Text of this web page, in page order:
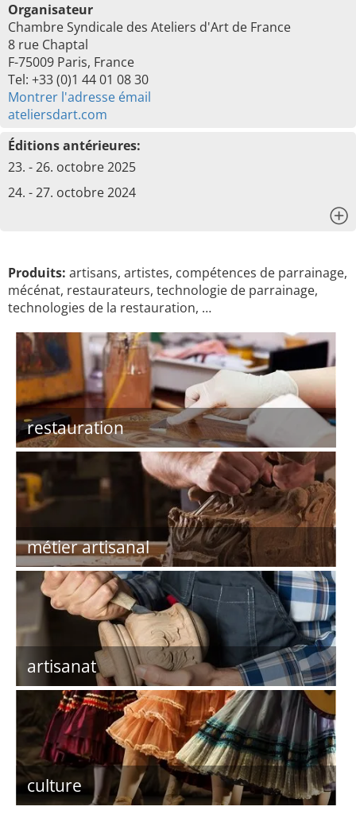
Organisateur
Chambre Syndicale des Ateliers d'Art de France
8 rue Chaptal
F-75009 Paris, France
Tel: +33 (0)1 44 01 08 30
Montrer l'adresse émail
ateliersdart.com
Éditions antérieures:
23. - 26. octobre 2025
24. - 27. octobre 2024
Produits: artisans, artistes, compétences de parrainage,
mécénat, restaurateurs, technologie de parrainage,
technologies de la restauration, …
restauration
métier artisanal
artisanat
culture